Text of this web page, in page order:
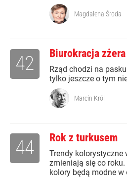
Magdalena Środa
Biurokracja
Rząd chodzi na pasku
tylko jeszcze o tym
42
Marcin Król
Rok z turkusem
Trendy kolorystyczne
zmieniają się co
kolory będą modne w
44